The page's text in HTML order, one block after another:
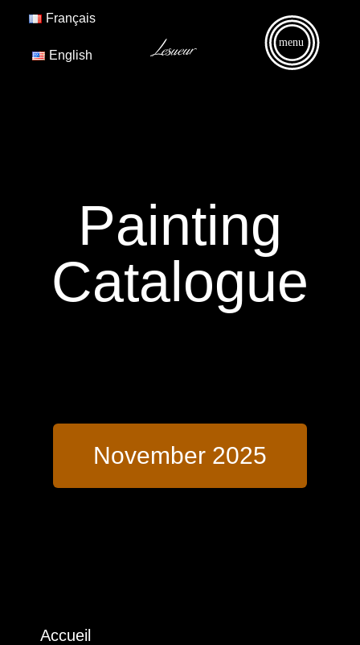
Français
English
menu
Painting
Catalogue
November 2025
Accueil